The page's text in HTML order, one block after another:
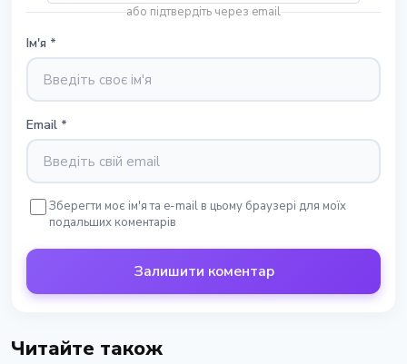
або підтвердіть через email
Ім'я *
Email *
Зберегти моє ім'я та e-mail в цьому браузері для моїх
подальших коментарів
Залишити коментар
Читайте також